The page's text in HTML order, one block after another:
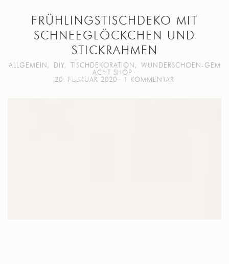
FRÜHLINGSTISCHDEKO MIT
SCHNEEGLÖCKCHEN UND
STICKRAHMEN
ALLGEMEIN , DIY, TISCHDEKORATION , WUNDERSCHOEN-GEM
ACHT SHOP
20. FEBRUAR 2020
1 KOMMENTAR